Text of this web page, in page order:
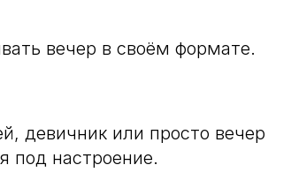
вечер в своём формате.
девичник или просто вечер
под настроение.